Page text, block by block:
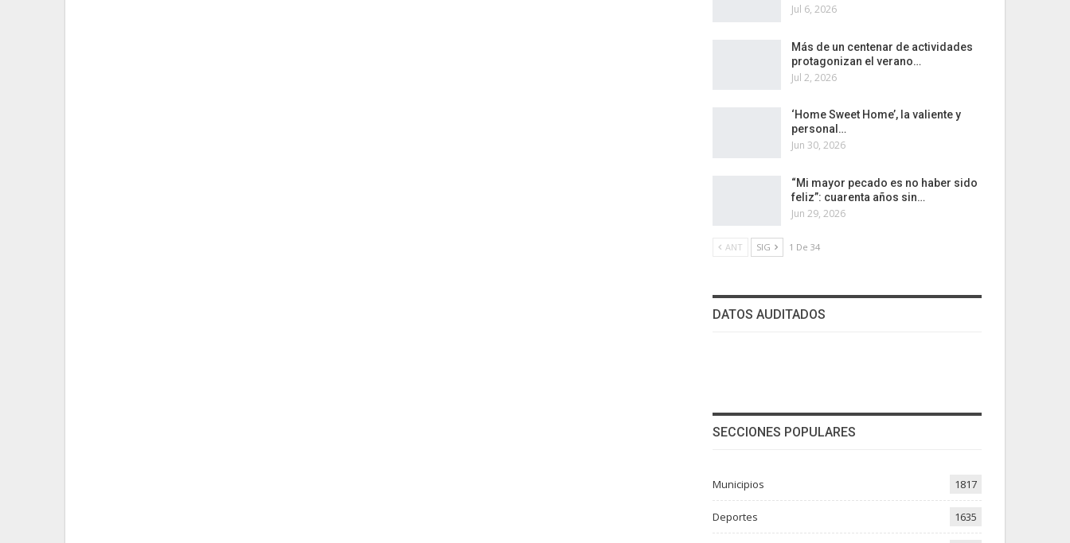
Jul 6, 2026
Más de un centenar de actividades
protagonizan el verano…
Jul 2, 2026
‘Home Sweet Home’, la valiente y
personal…
Jun 30, 2026
“Mi mayor pecado es no haber sido
feliz”: cuarenta años sin…
Jun 29, 2026
ANT SIG 1 De 34
DATOS AUDITADOS
SECCIONES POPULARES
Municipios 1817
Deportes 1635